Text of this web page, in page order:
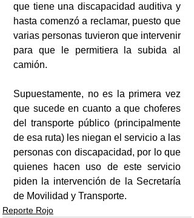
que tiene una discapacidad auditiva y
hasta comenzó a reclamar, puesto que
varias personas tuvieron que intervenir
para que le permitiera la subida al
camión.
Supuestamente, no es la primera vez
que sucede en cuanto a que choferes
del transporte público (principalmente
de esa ruta) les niegan el servicio a las
personas con discapacidad, por lo que
quienes hacen uso de este servicio
piden la intervención de la Secretaría
de Movilidad y Transporte.
Reporte Rojo